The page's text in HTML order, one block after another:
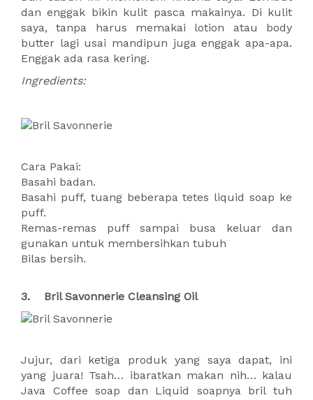
dan enggak bikin kulit pasca makainya. Di kulit
saya, tanpa harus memakai lotion atau body
butter lagi usai mandipun juga enggak apa-apa.
Enggak ada rasa kering.
Ingredients:
Cara Pakai:
Basahi badan.
Basahi puff, tuang beberapa tetes liquid soap ke
puff.
Remas-remas puff sampai busa keluar dan
gunakan untuk membersihkan tubuh
Bilas bersih.
3. Bril Savonnerie Cleansing Oil
Jujur, dari ketiga produk yang saya dapat, ini
yang juara! Tsah… ibaratkan makan nih… kalau
Java Coffee soap dan Liquid soapnya bril tuh